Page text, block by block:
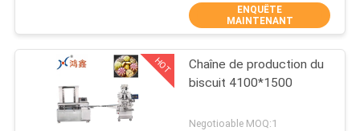
LA
QUALITÉ
NOUS
production de
pâtisserie
ENQUÊTE
MAINTENANT
HOT
Chaîne de production du
biscuit 4100*1500
Negotioable MOQ:1